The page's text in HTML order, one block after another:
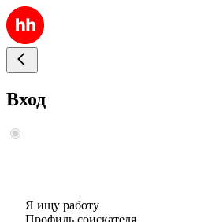
Вход
Я ищу работу
Профиль соискателя